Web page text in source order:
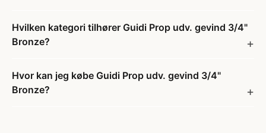
Hvilken kategori tilhører Guidi Prop udv. gevind 3/4"
Bronze?
Hvor kan jeg købe Guidi Prop udv. gevind 3/4"
Bronze?